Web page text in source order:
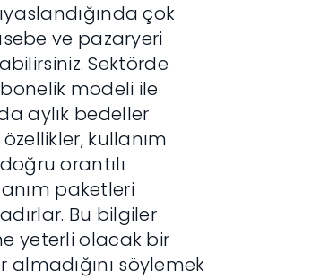
çok
ve pazaryeri
Sektörde
modeli ile
aylık bedeller
kullanım
orantılı
paketleri
Bu bilgiler
yeterli olacak bir
almadığını söylemek